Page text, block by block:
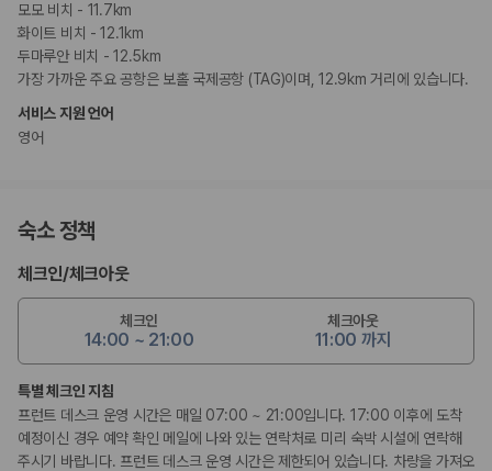
모모 비치 - 11.7km
화이트 비치 - 12.1km
두마루안 비치 - 12.5km
가장 가까운 주요 공항은 보홀 국제공항 (TAG)이며, 12.9km 거리에 있습니다.
서비스 지원 언어
영어
숙소 정책
체크인/체크아웃
체크인
14:00 ~ 21:00
체크아웃
11:00 까지
특별 체크인 지침
프런트 데스크 운영 시간은 매일 07:00 ~ 21:00입니다. 17:00 이후에 도착
예정이신 경우 예약 확인 메일에 나와 있는 연락처로 미리 숙박 시설에 연락해
주시기 바랍니다. 프런트 데스크 운영 시간은 제한되어 있습니다. 차량을 가져오